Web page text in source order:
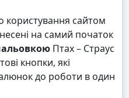
користування сайтом
на самий початок
Птах – Страус
кнопки, які
до роботи в один